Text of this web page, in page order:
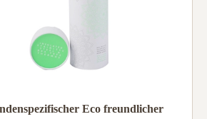
Eco freundlicher